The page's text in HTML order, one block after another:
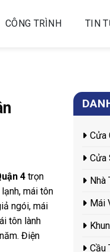
CÔNG TRÌNH TIN
4trọn
mái tôn
ngói, mái
tôn lành
Điện
Cửa
Cửa
Nhà
Mái
Cầu